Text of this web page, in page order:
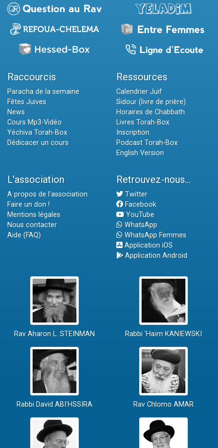
Raccourcis
Paracha de la semaine
Fêtes Juives
News
Cours Mp3-Vidéo
Yéchiva Torah-Box
Dédicacer un cours
Ressources
Calendrier Juif
Sidour (livre de prière)
Horaires de Chabbath
Livres Torah-Box
Inscription
Podcast Torah-Box
English Version
L'association
A propos de l'association
Faire un don !
Mentions légales
Nous contacter
Aide (FAQ)
Retrouvez-nous...
Twitter
Facebook
YouTube
WhatsApp
WhatsApp Femmes
Application iOS
Application Android
Rav Aharon L. STEINMAN Rabbi 'Haïm KANIEWSKI
Rabbi David ABI'HSSIRA Rav Chlomo AMAR